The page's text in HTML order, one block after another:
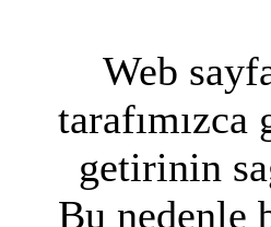
Web
getirinin
Bu nedenle